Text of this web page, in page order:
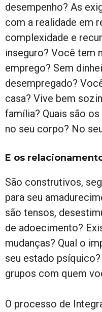
desempenho? As
com a realidade em
complexidade e
inseguro? Você tem
emprego? Sem
desempregado?
casa? Vive bem
família? Quais são
no seu corpo? No
E os
São construtivos,
para seu
são tensos,
de adoecimento?
mudanças? Qual o
seu estado
grupos com quem
O processo de